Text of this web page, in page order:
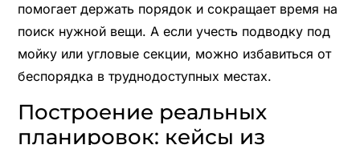
помогает держать порядок и сокращает время на
поиск нужной вещи. А если учесть подводку под
мойку или угловые секции, можно избавиться от
беспорядка в труднодоступных местах.
Построение реальных
планировок: кейсы из